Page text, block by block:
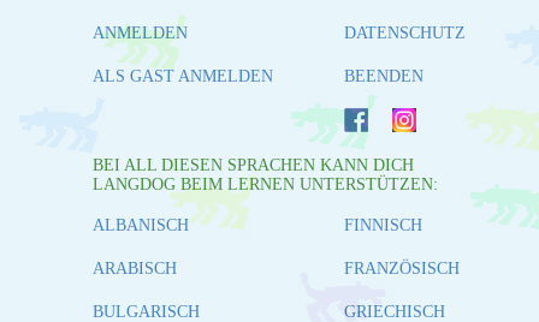
ANMELDEN
ALS GAST ANMELDEN
DATENSCHUTZ
BEENDEN
BEI ALL DIESEN SPRACHEN KANN DICH
LANGDOG BEIM LERNEN UNTERSTÜTZEN:
ALBANISCH
ARABISCH
BULGARISCH
FINNISCH
FRANZÖSISCH
GRIECHISCH